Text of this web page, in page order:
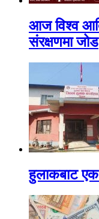
आज विश्व
संरक्षणमा जोड
हुलाकबाट